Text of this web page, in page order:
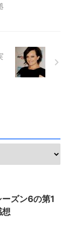
ズン6の第1
想